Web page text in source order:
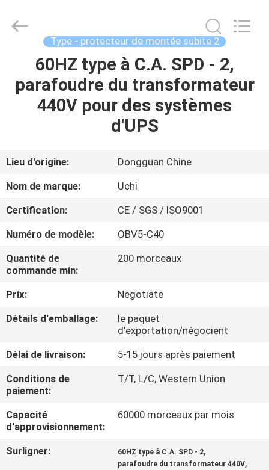
MAISON
PRODUITS
SUJET
DE
NOUS
VISITE
D'USINE
CONTRÔLE
DE
CONTACTEZ-
NOUS
NOUVELLES
Guangdong
Uchi
Type - protecteur de montée subite 2
60HZ type à C.A. SPD - 2,
parafoudre du transformateur
440V pour des systèmes
d'UPS
Lieu d'origine:
Dongguan Chine
Nom de marque:
Uchi
Certification:
CE / SGS / ISO9001
Numéro de modèle:
OBV5-C40
Quantité de
commande min:
200 morceaux
Prix:
Negotiate
Détails d'emballage:
le paquet
d'exportation/négocient
Délai de livraison:
5-15 jours après paiement
Conditions de
paiement:
T/T, L/C, Western Union
Capacité
d'approvisionnement:
60000 morceaux par mois
Surligner: 60HZ type à C.A. SPD - 2,
parafoudre du transformateur 440V,